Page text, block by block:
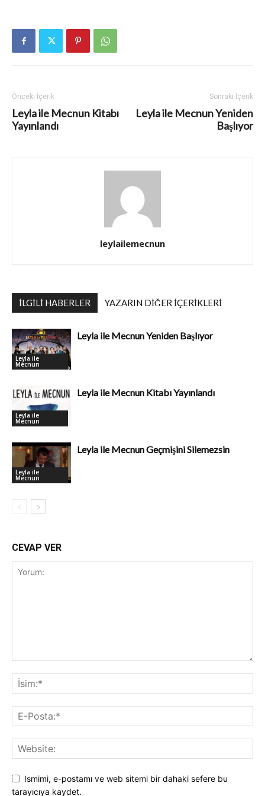
Önceki İçerik
Leyla ile Mecnun Kitabı
Yayınlandı
Sonraki İçerik
Leyla ile Mecnun Yeniden
Başlıyor
leylailemecnun
İLGILI HABERLER YAZARIN DIĞER İÇERIKLERI
Leyla ile
Mecnun
Leyla ile Mecnun Yeniden Başlıyor
Leyla ile
Mecnun
Leyla ile Mecnun Kitabı Yayınlandı
Leyla ile
Mecnun
Leyla ile Mecnun Geçmişini Silemezsin
CEVAP VER
Ismimi, e-postamı ve web sitemi bir dahaki sefere bu
tarayıcıya kaydet.